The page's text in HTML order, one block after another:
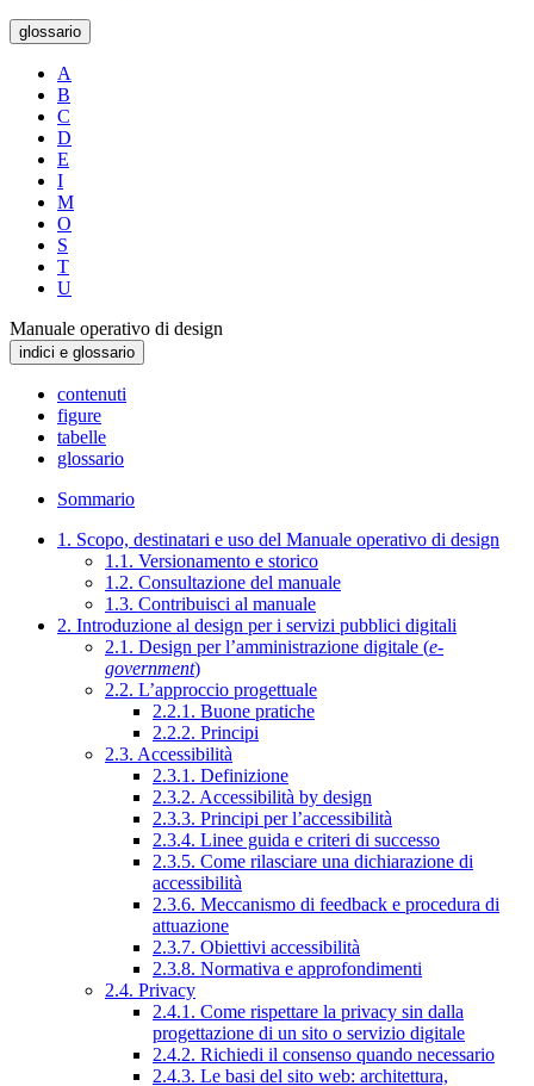
glossario
A
B
C
D
E
I
M
O
S
T
U
Manuale operativo di design
indici e glossario
contenuti
figure
tabelle
glossario
Sommario
1. Scopo, destinatari e uso del Manuale operativo di design
1.1. Versionamento e storico
1.2. Consultazione del manuale
1.3. Contribuisci al manuale
2. Introduzione al design per i servizi pubblici digitali
2.1. Design per l’amministrazione digitale (e-
government)
2.2. L’approccio progettuale
2.2.1. Buone pratiche
2.2.2. Principi
2.3. Accessibilità
2.3.1. Definizione
2.3.2. Accessibilità by design
2.3.3. Principi per l’accessibilità
2.3.4. Linee guida e criteri di successo
2.3.5. Come rilasciare una dichiarazione di
accessibilità
2.3.6. Meccanismo di feedback e procedura di
attuazione
2.3.7. Obiettivi accessibilità
2.3.8. Normativa e approfondimenti
2.4. Privacy
2.4.1. Come rispettare la privacy sin dalla
progettazione di un sito o servizio digitale
2.4.2. Richiedi il consenso quando necessario
2.4.3. Le basi del sito web: architettura,